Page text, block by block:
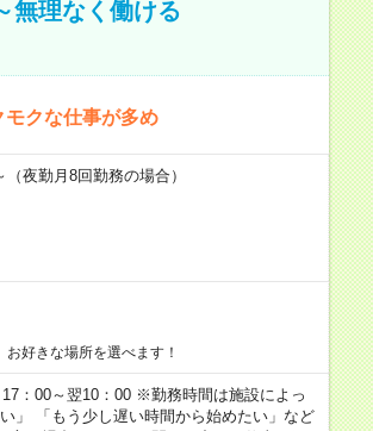
無理なく働ける
クな仕事が多め
夜勤月8回勤務の場合）
好きな場所を選べます！
：00～翌10：00 ※勤務時間は施設によっ
」 「もう少し遅い時間から始めたい」など